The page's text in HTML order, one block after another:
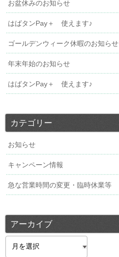
お盆休みのお知らせ
はばタンPay＋ 使えます♪
ゴールデンウィーク休暇のお知らせ
年末年始のお知らせ
はばタンPay＋ 使えます♪
カテゴリー
お知らせ
キャンペーン情報
急な営業時間の変更・臨時休業等
アーカイブ